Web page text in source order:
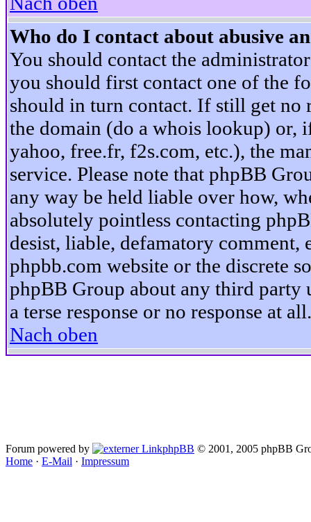
Who do I contact about abusive
You should contact the
you should first contact one of the
should in turn contact. If still get no
the domain (do a whois lookup) or,
yahoo, free.fr, f2s.com, etc.), the
service. Please note that phpBB
any way be held liable over how,
absolutely pointless contacting
desist, liable, defamatory
phpbb.com website or the discrete
phpBB Group about any third party
a terse response or no response at all.
Nach oben
Forum powered by phpBB © 2001, 2005 phpBB
Home · E-Mail · Impressum